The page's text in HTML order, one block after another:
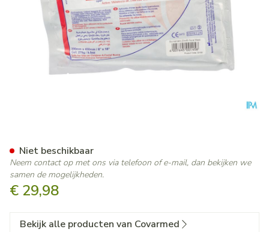
€ 29,98
Niet beschikbaar
Neem contact op met ons via telefoon of e-mail, dan bekijken we
samen de mogelijkheden.
Bekijk alle producten van Covarmed